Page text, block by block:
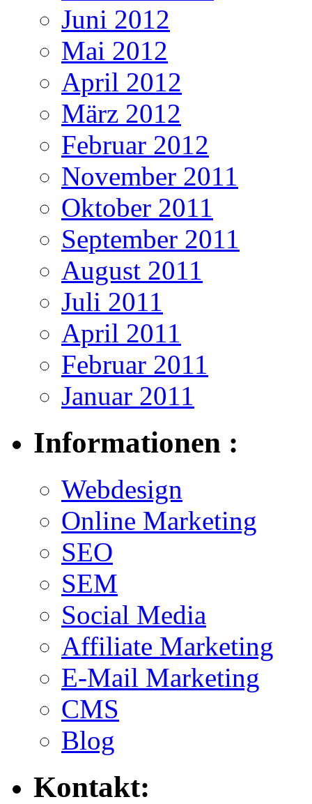
Juni 2012
Mai 2012
April 2012
März 2012
Februar 2012
November 2011
Oktober 2011
September 2011
August 2011
Juli 2011
April 2011
Februar 2011
Januar 2011
Informationen :
Webdesign
Online Marketing
SEO
SEM
Social Media
Affiliate Marketing
E-Mail Marketing
CMS
Blog
Kontakt: